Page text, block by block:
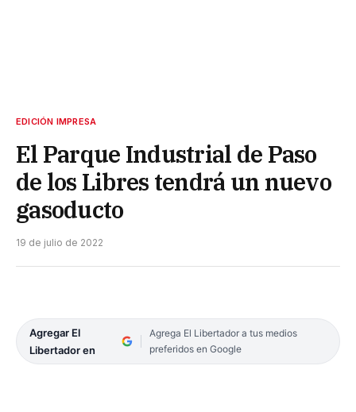
EDICIÓN IMPRESA
El Parque Industrial de Paso
de los Libres tendrá un nuevo
gasoducto
19 de julio de 2022
Agregar El
Libertador en
Agrega El Libertador a tus medios
preferidos en Google